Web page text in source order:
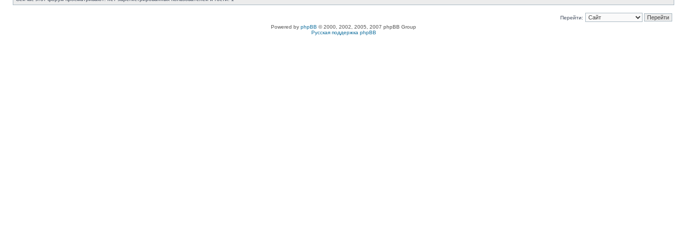
Перейти:
Powered by phpBB © 2000, 2002, 2005, 2007 phpBB Group
Русская поддержка phpBB